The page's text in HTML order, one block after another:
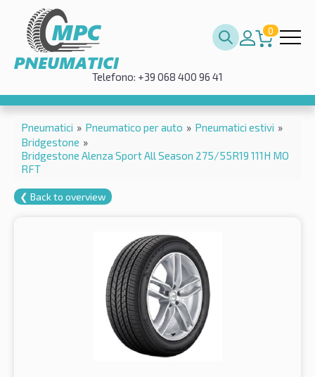
0
Telefono: +39 068 400 96 41
Pneumatici » Pneumatico per auto » Pneumatici estivi »
Bridgestone »
Bridgestone Alenza Sport All Season 275/55R19 111H MO
RFT
❮ Back to overview